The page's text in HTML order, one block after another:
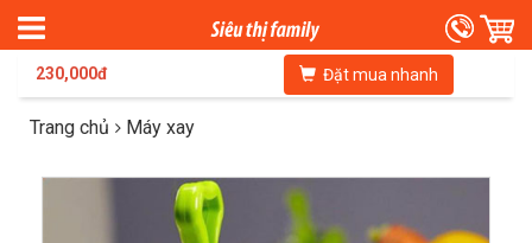
230,000đ Đặt mua nhanh
Trang chủ Máy xay